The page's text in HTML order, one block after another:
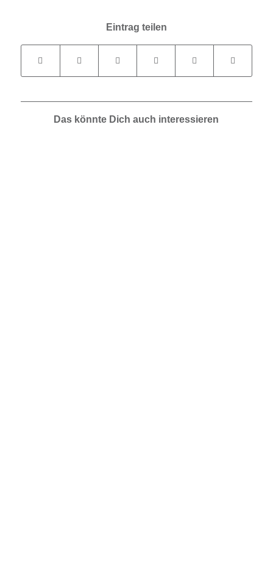
Eintrag teilen
Das könnte Dich auch interessieren